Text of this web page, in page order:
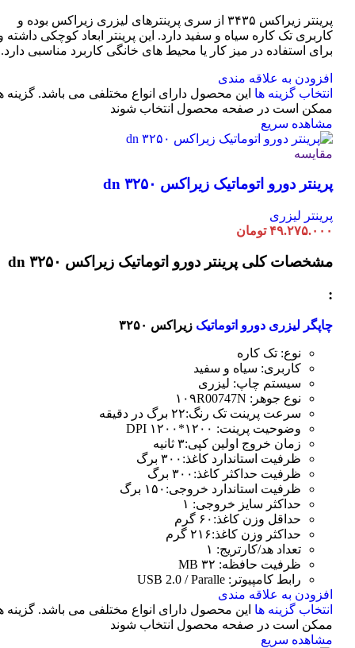
پرینتر زیراکس ۳۴۳۵ از سری پرینترهای لیزری زیراکس بوده و
کاربری تک کاره سیاه و سفید دارد. این پرینتر ابعاد کوچکی داشته
برای استفاده در میز کار یا محیط های خانگی کاربرد مناسبی دارد.
افزودن به علاقه مندی
انتخاب گزینه ها این محصول دارای انواع مختلفی می باشد. گزینه
ممکن است در صفحه محصول انتخاب شوند
مشاهده سریع
مقایسه
پرینتر دورو اتوماتیک زیراکس dn ۳۲۵۰
پرینتر لیزری
۴۹.۲۷۵.۰۰۰ تومان
مشخصات کلی پرینتر دورو اتوماتیک زیراکس dn ۳۲۵۰
:
چاپگر لیزری دورو اتوماتیک زیراکس ۳۲۵۰
نوع: تک کاره
کاربری: سیاه و سفید
سیستم چاپ: لیزری
نوع جوهر: ۱۰۹R00747N
سرعت پرینت تک رنگ:۲۲ برگ در دقیقه
وضوحیت پرینت: ۱۲۰۰*۱۲۰۰ DPI
زمان خروج اولین کپی:۳ ثانیه
ظرفیت استاندارد کاغذ:۳۰۰ برگ
ظرفیت حداکثر کاغذ:۳۰۰ برگ
ظرفیت استاندارد خروجی:۱۵۰ برگ
حداکثر سایز خروجی: ۱
حداقل وزن کاغذ:۶۰ گرم
حداکثر وزن کاغذ:۲۱۶ گرم
تعداد هد/کارتریج: ۱
ظرفیت حافظه: ۳۲ MB
رابط کامپیوتر: USB 2.0 / Paralle
افزودن به علاقه مندی
انتخاب گزینه ها این محصول دارای انواع مختلفی می باشد. گزینه
ممکن است در صفحه محصول انتخاب شوند
مشاهده سریع